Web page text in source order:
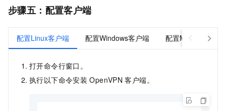
步骤五：配置客户端
配置Linux客户端 配置Windows客户端 配置Mac客户端（
打开命令行窗口。
执行以下命令安装 OpenVPN 客户端。